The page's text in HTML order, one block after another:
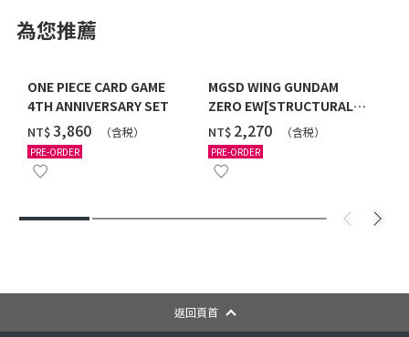
為您推薦
ONE PIECE CARD GAME
4TH ANNIVERSARY SET
NT$‌3,860 （含税）
PRE-ORDER
MGSD WING GUNDAM
ZERO EW[STRUCTURAL
COATING/BLACK] [2026年
12月發送]
NT$ ‌2,270 （含税）
PRE-ORDER
返回頁首